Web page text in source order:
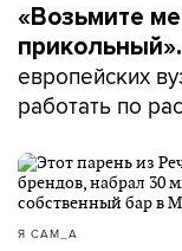
«Возьмите
прикольный».
европейских
работать по
Я САМ_А